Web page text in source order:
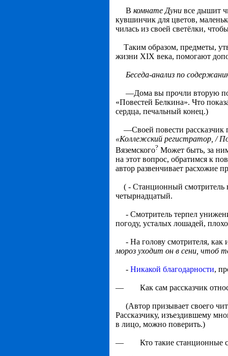
В комнате Дуни все дышит
кувшинчик для цве­тов,
чилась из своей светёлки,
Таким образом, предметы,
жизни XIX века, по­могают
Беседа-анализ по
—Дома вы прочли вторую
«Повестей Белкина». Что
сердца, печальный конец.)
—Своей повести рассказчик
«Коллежский регист­ратор, /
Вяземского? Может быть, за
на этот вопрос, об­ратимся к
автор развенчивает расхожие
( - Станционный смотритель
четырнадцатый.
- Смотритель терпел
погоду, усталых лошадей,
- На голову смотрителя, как
мороз уходит он в сени, чтоб
- Никакой благодарности,
— Как сам рассказчик
(Автор призывает своего
Рассказчику, изъездив­шему
в лицо, можно поверить.)
— Кто такие станционные